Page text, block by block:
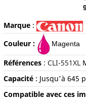
Marque:
Couleur :
Magenta
Références: CLI-551XL
Capacité: Jusqu'à 645
Compatible avec ces